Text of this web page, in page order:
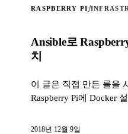
RASPBERRY PI/
Ansible로
치
이 글은 직접 만든 롤을
Raspberry Pi에 Docker
2018년 12월 9일